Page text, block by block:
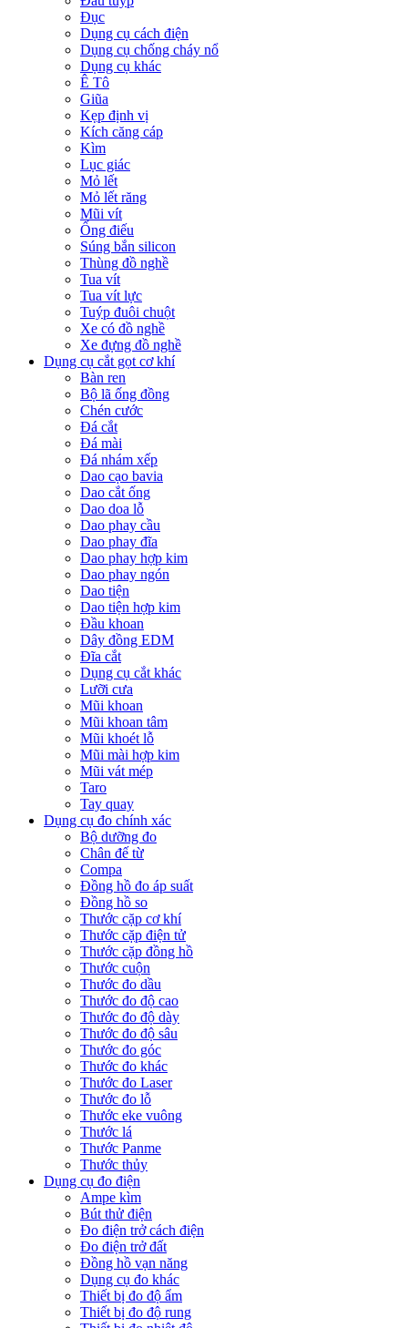
Đục
Dụng cụ cách điện
Dụng cụ chống cháy nổ
Dụng cụ khác
Ê Tô
Giũa
Kẹp định vị
Kích căng cáp
Kìm
Lục giác
Mỏ lết
Mỏ lết răng
Mũi vít
Ống điếu
Súng bắn silicon
Thùng đồ nghề
Tua vít
Tua vít lực
Tuýp đuôi chuột
Xe có đồ nghề
Xe đựng đồ nghề
Dụng cụ cắt gọt cơ khí
Bàn ren
Bộ lã ống đồng
Chén cước
Đá cắt
Đá mài
Đá nhám xếp
Dao cạo bavia
Dao cắt ống
Dao doa lỗ
Dao phay cầu
Dao phay đĩa
Dao phay hợp kim
Dao phay ngón
Dao tiện
Dao tiện hợp kim
Đầu khoan
Dây đồng EDM
Đĩa cắt
Dụng cụ cắt khác
Lưỡi cưa
Mũi khoan
Mũi khoan tâm
Mũi khoét lỗ
Mũi mài hợp kim
Mũi vát mép
Taro
Tay quay
Dụng cụ đo chính xác
Bộ dưỡng đo
Chân đế từ
Compa
Đồng hồ đo áp suất
Đồng hồ so
Thước cặp cơ khí
Thước cặp điện tử
Thước cặp đồng hồ
Thước cuộn
Thước đo dầu
Thước đo độ cao
Thước đo độ dày
Thước đo độ sâu
Thước đo góc
Thước đo khác
Thước đo Laser
Thước đo lỗ
Thước eke vuông
Thước lá
Thước Panme
Thước thủy
Dụng cụ đo điện
Ampe kìm
Bút thử điện
Đo điện trở cách điện
Đo điện trở đất
Đồng hồ vạn năng
Dụng cụ đo khác
Thiết bị đo độ ẩm
Thiết bị đo độ rung